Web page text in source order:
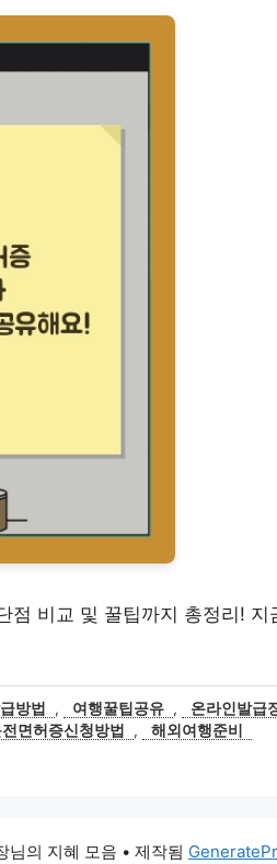
점 비교 및 꿀팁까지 총정리! 지
방법 , 여행꿀팁공유 ,
온라인발급
면허증신청방법 , 해외여행준비
의 지혜 모음 • 제작됨